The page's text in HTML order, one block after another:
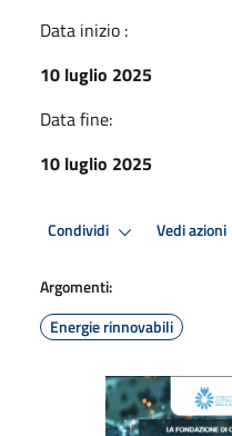
Data inizio :
10 luglio 2025
Data fine:
10 luglio 2025
Condividi Vedi azioni
Argomenti:
Energie rinnovabili